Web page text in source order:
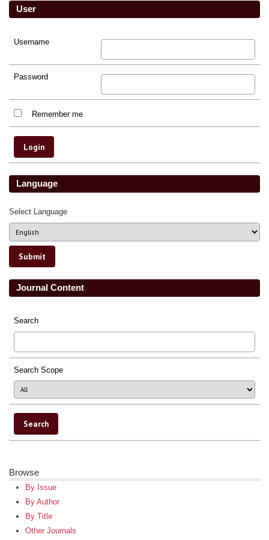
User
Username
Password
Remember me
Language
Select Language
Journal Content
Search
Search Scope
Browse
By Issue
By Author
By Title
Other Journals